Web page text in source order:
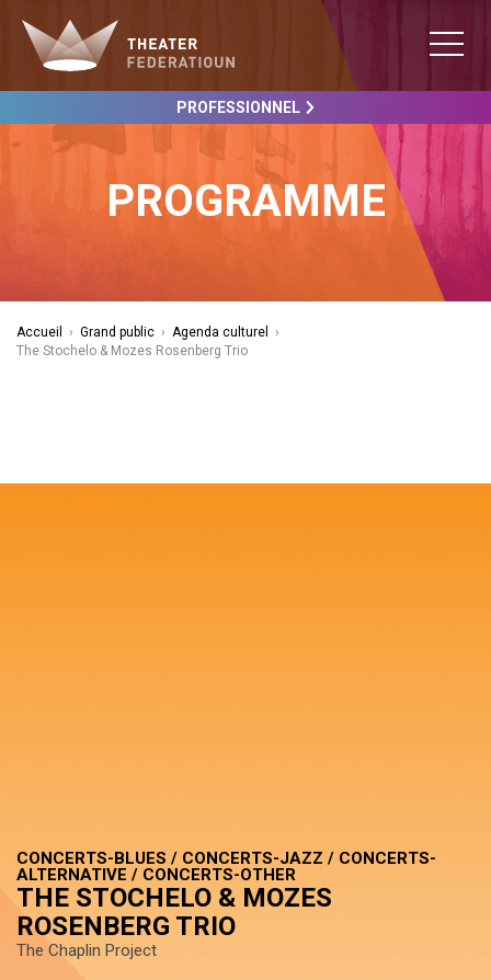
PROFESSIONNEL
PROGRAMME
Accueil › Grand public › Agenda culturel
›
The Stochelo & Mozes Rosenberg Trio
CONCERTS-BLUES / CONCERTS-JAZZ / CONCERTS-
ALTERNATIVE / CONCERTS-OTHER
THE STOCHELO & MOZES
ROSENBERG TRIO
The Chaplin Project